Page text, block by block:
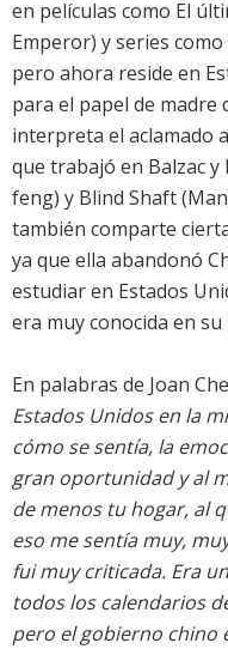
en películas como El
Emperor) y series como
pero ahora reside en
para el papel de madre
interpreta el aclamado
que trabajó en Balzac y
feng) y Blind Shaft
también comparte
ya que ella abandonó
estudiar en Estados
era muy conocida en
En palabras de Joan
Estados Unidos en la
cómo se sentía, la
gran oportunidad y al
de menos tu hogar, al
eso me sentía muy,
fui muy criticada. Era
todos los calendarios
pero el gobierno chino